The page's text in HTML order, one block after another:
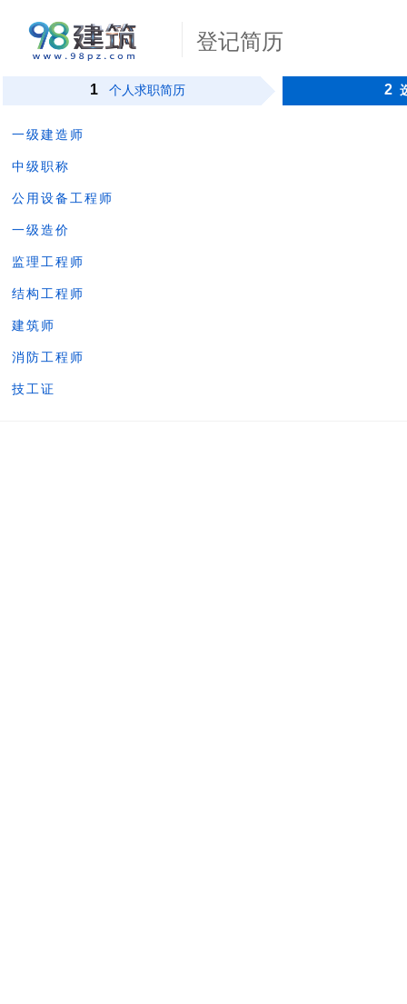
登记简历
1 个人求职简历 2
一级建造师
中级职称
公用设备工程师
一级造价
监理工程师
结构工程师
建筑师
消防工程师
技工证